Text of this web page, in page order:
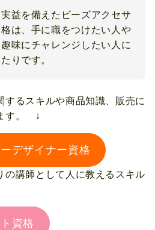
益を備えたビーズアクセサ
格は、手に職をつけたい人や
味にチャレンジしたい人に
りです。
するスキルや商品知識、販売に
す。 ↓
デザイナー資格
の講師として人に教えるスキル
資格